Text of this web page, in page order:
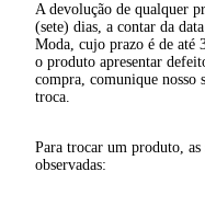
A devolução de qualquer
(sete) dias, a contar da
Moda, cujo prazo é de até
o produto apresentar
compra, comunique nosso
troca.
Para trocar um produto, as
observadas: